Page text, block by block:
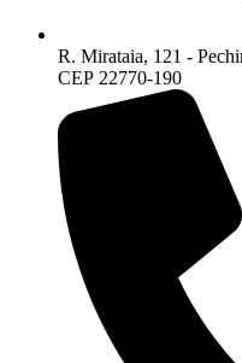
R. Mirataia, 121 -
CEP 22770-190